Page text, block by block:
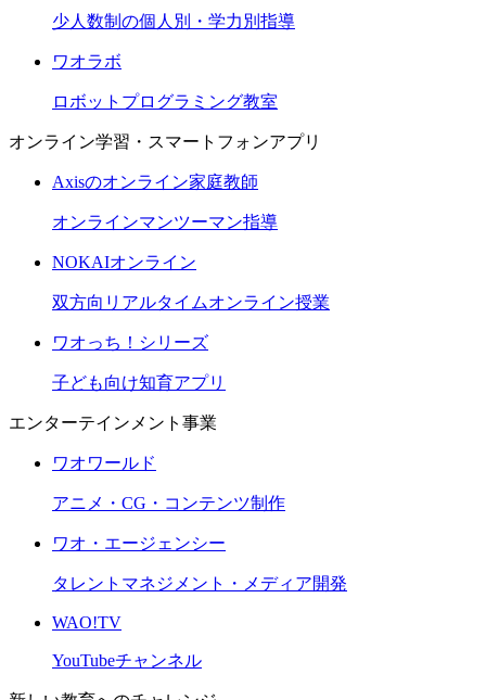
少人数制の個人別・学力別指導
ワオラボ
ロボットプログラミング教室
オンライン学習・スマートフォンアプリ
Axisのオンライン家庭教師
オンラインマンツーマン指導
NOKAIオンライン
双方向リアルタイムオンライン授業
ワオっち！シリーズ
子ども向け知育アプリ
エンターテインメント事業
ワオワールド
アニメ・CG・コンテンツ制作
ワオ・エージェンシー
タレントマネジメント・メディア開発
WAO!TV
YouTubeチャンネル